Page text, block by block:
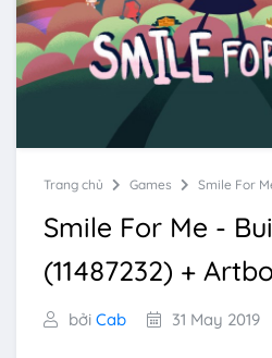
Trang chủ Games Smile For
Smile For Me -
(11487232) +
bởi Cab 31 May 2019